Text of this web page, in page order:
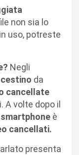
non sia lo
uso, potreste
Negli
cestino da
cancellate
A volte dopo il
è
cancellati.
presenta